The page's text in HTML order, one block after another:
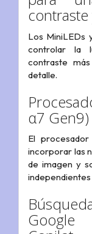
Los MiniLEDs
controlar la
contraste
detalle.
α7 Gen9)
El
incorporar las
de imagen y